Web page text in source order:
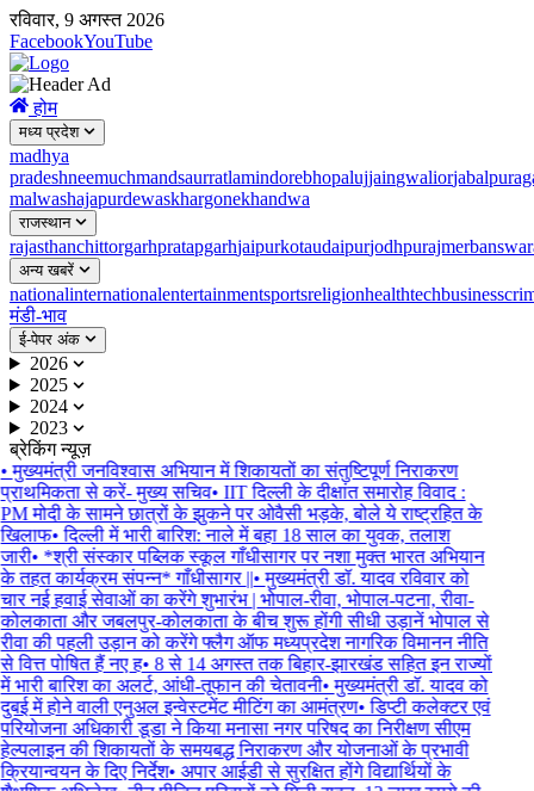
रविवार, 9 अगस्त 2026
FacebookYouTube
होम
मध्य प्रदेश
madhya
pradeshneemuchmandsaurratlamindorebhopalujjaingwaliorjabalpur
malwashajapurdewaskhargonekhandwa
राजस्थान
rajasthanchittorgarhpratapgarhjaipurkotaudaipurjodhpurajmer
अन्य खबरें
nationalinternationalentertainmentsportsreligionhealthtechbusiness
मंडी-भाव
ई-पेपर अंक
2026
2025
2024
2023
ब्रेकिंग न्यूज़
• मुख्यमंत्री जनविश्वास अभियान में शिकायतों का संतुष्टिपूर्ण निराकरण
प्राथमिकता से करें- मुख्य सचिव• IIT दिल्ली के दीक्षांत समारोह विवाद :
PM मोदी के सामने छात्रों के झुकने पर ओवैसी भड़के, बोले ये राष्ट्रहित के
खिलाफ• दिल्ली में भारी बारिश: नाले में बहा 18 साल का युवक, तलाश
जारी• *श्री संस्कार पब्लिक स्कूल गाँधीसागर पर नशा मुक्त भारत अभियान
के तहत कार्यक्रम संपन्न* गाँधीसागर ||• मुख्यमंत्री डॉ. यादव रविवार को
चार नई हवाई सेवाओं का करेंगे शुभारंभ | भोपाल-रीवा, भोपाल-पटना, रीवा-
कोलकाता और जबलपुर-कोलकाता के बीच शुरू होंगी सीधी उड़ानें भोपाल से
रीवा की पहली उड़ान को करेंगे फ्लैग ऑफ मध्यप्रदेश नागरिक विमानन नीति
से वित्त पोषित हैं नए ह• 8 से 14 अगस्त तक बिहार-झारखंड सहित इन राज्यों
में भारी बारिश का अलर्ट, आंधी-तूफान की चेतावनी• मुख्यमंत्री डॉ. यादव को
दुबई में होने वाली एनुअल इन्वेस्टमेंट मीटिंग का आमंत्रण• डिप्टी कलेक्टर एवं
परियोजना अधिकारी डूडा ने किया मनासा नगर परिषद का निरीक्षण सीएम
हेल्पलाइन की शिकायतों के समयबद्ध निराकरण और योजनाओं के प्रभावी
क्रियान्वयन के दिए निर्देश• अपार आईडी से सुरक्षित होंगे विद्यार्थियों के